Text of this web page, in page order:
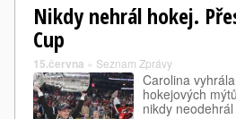
Nikdy nehrál hokej.
Cup
15.června » Seznam Zprávy
Carolina
hokejových
nikdy